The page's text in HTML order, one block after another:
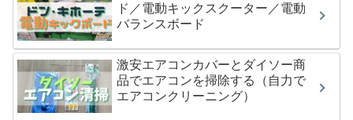
ド／電動キックスクーター／電動
バランスボード
激安エアコンカバーとダイソー商
品でエアコンを掃除する（自力で
エアコンクリーニング）